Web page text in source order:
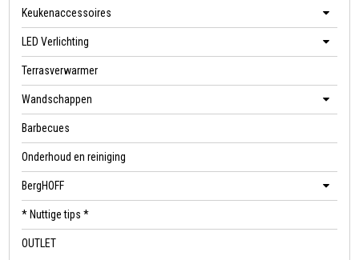
Keukenaccessoires
LED Verlichting
Terrasverwarmer
Wandschappen
Barbecues
Onderhoud en reiniging
BergHOFF
* Nuttige tips *
OUTLET